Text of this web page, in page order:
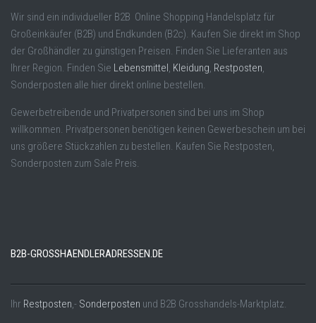
Wir sind ein individueller B2B Online Shopping Handelsplatz für
Großeinkäufer (B2B) und Endkunden (B2c). Kaufen Sie direkt im Shop
der Großhändler zu günstigen Preisen. Finden Sie Lieferanten aus
Ihrer Region. Finden Sie Lebensmittel, Kleidung, Restposten,
Sonderposten alle hier direkt online bestellen.
Gewerbetreibende und Privatpersonen sind bei uns im Shop
willkommen. Privatpersonen benötigen keinen Gewerbeschein um bei
uns größere Stückzahlen zu bestellen. Kaufen Sie Restposten,
Sonderposten zum Sale Preis.
B2B-GROSSHAENDLERADRESSEN.DE
Ihr Restposten,- Sonderposten und B2B Grosshandels-Marktplatz.